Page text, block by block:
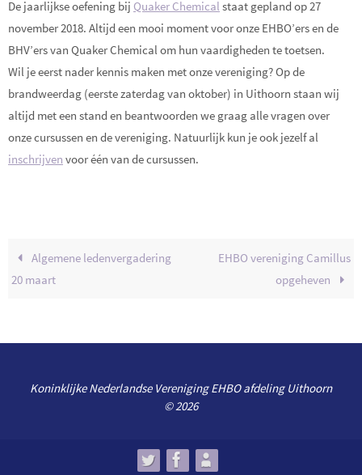
De jaarlijkse oefening bij Quaker Chemical staat gepland op 27
november 2018. Altijd een mooi moment voor onze EHBO’ers en de
BHV’ers van Quaker Chemical om hun vaardigheden te toetsen.
Wil je eerst nader kennis maken met onze vereniging? Op de
brandweerdag (eerste zaterdag van oktober) in Uithoorn staan wij
altijd met een stand en beantwoorden we graag alle vragen over
onze cursussen en de vereniging. Natuurlijk kun je ook jezelf al
inschrijven voor één van de cursussen.
Algemene ledenvergadering
20 maart
EHBO vereniging Camillus
opgeheven
Koninklijke Nederlandse Vereniging EHBO afdeling Uithoorn
© 2026